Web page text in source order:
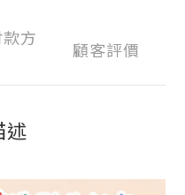
方
顧客評價
述